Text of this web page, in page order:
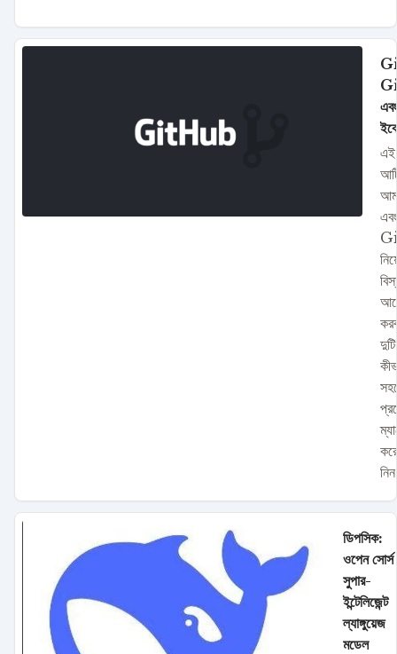
এই
এবং
ডিপসিক:
ওপেন সোর্স
সুপার-
ইন্টেলিজেন্ট
ল্যাঙ্গুয়েজ
মডেল